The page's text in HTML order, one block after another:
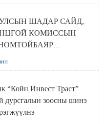
ШАДАР САЙД,
КОМИССЫН
“Койн Инвест Траст”
дурсгалын зоосны шинэ